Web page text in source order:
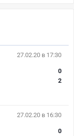
27.02.20 в 17:30
0
2
27.02.20 в 16:30
0